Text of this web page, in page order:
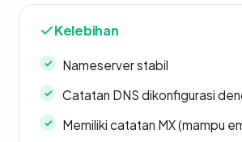
Kelebihan
Nameserver stabil
Catatan DNS dikonfigurasi
Memiliki catatan MX (mampu